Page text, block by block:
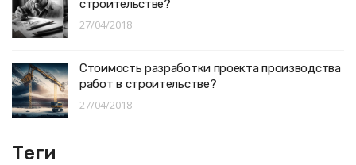
строительстве?
27/04/2018
Стоимость разработки проекта производства
работ в строительстве?
27/04/2018
Теги